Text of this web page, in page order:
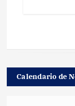
Calendario de